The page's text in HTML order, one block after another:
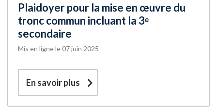
Plaidoyer pour la mise en œuvre du
tronc commun incluant la 3ᵉ
secondaire
Mis en ligne le 07 juin 2025
En savoir plus